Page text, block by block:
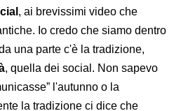
, ai brevissimi video che
Io credo che siamo dentro
una parte c'è la tradizione,
, quella dei social. Non sapevo
l'autunno o la
la tradizione ci dice che